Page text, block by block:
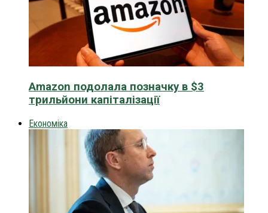
Amazon подолала позначку в $3
трильйони капіталізації
Економіка